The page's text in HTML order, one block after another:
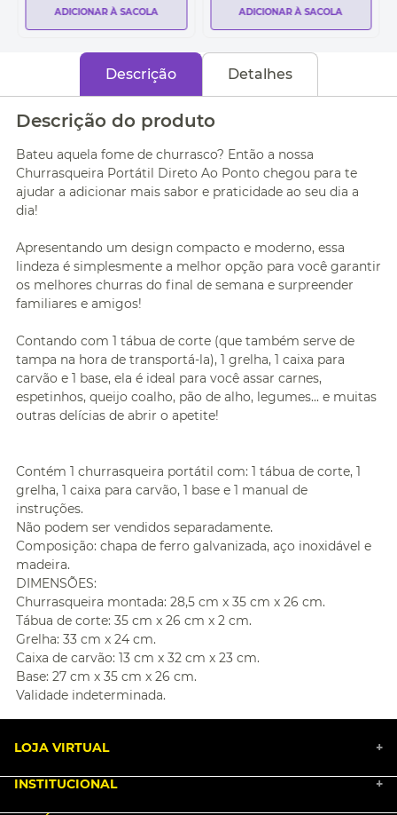
ADICIONAR À SACOLA ADICIONAR À SACOLA
Descrição Detalhes
Descrição do produto
Bateu aquela fome de churrasco? Então a nossa
Churrasqueira Portátil Direto Ao Ponto chegou para te
ajudar a adicionar mais sabor e praticidade ao seu dia a
dia!
Apresentando um design compacto e moderno, essa
lindeza é simplesmente a melhor opção para você garantir
os melhores churras do final de semana e surpreender
familiares e amigos!
Contando com 1 tábua de corte (que também serve de
tampa na hora de transportá-la), 1 grelha, 1 caixa para
carvão e 1 base, ela é ideal para você assar carnes,
espetinhos, queijo coalho, pão de alho, legumes... e muitas
outras delícias de abrir o apetite!
Contém 1 churrasqueira portátil com: 1 tábua de corte, 1
grelha, 1 caixa para carvão, 1 base e 1 manual de
instruções.
Não podem ser vendidos separadamente.
Composição: chapa de ferro galvanizada, aço inoxidável e
madeira.
DIMENSÕES:
Churrasqueira montada: 28,5 cm x 35 cm x 26 cm.
Tábua de corte: 35 cm x 26 cm x 2 cm.
Grelha: 33 cm x 24 cm.
Caixa de carvão: 13 cm x 32 cm x 23 cm.
Base: 27 cm x 35 cm x 26 cm.
Validade indeterminada.
LOJA VIRTUAL +
INSTITUCIONAL +